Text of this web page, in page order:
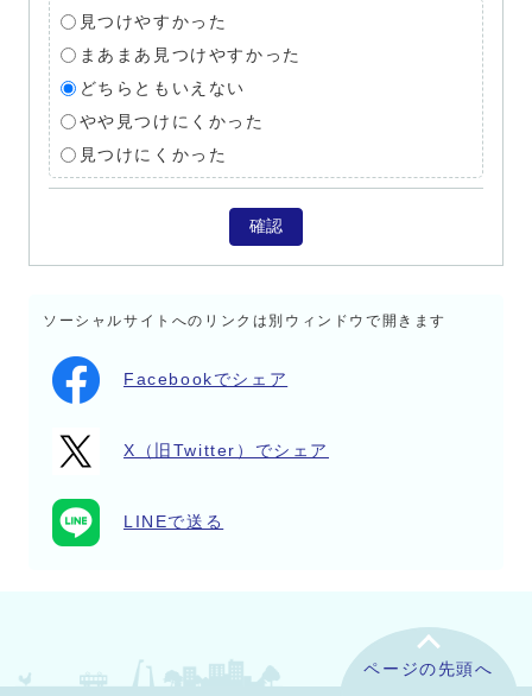
見つけやすかった
まあまあ見つけやすかった
どちらともいえない
やや見つけにくかった
見つけにくかった
確認
ソーシャルサイトへのリンクは別ウィンドウで開きます
Facebookでシェア
X（旧Twitter）でシェア
LINEで送る
ページの先頭へ